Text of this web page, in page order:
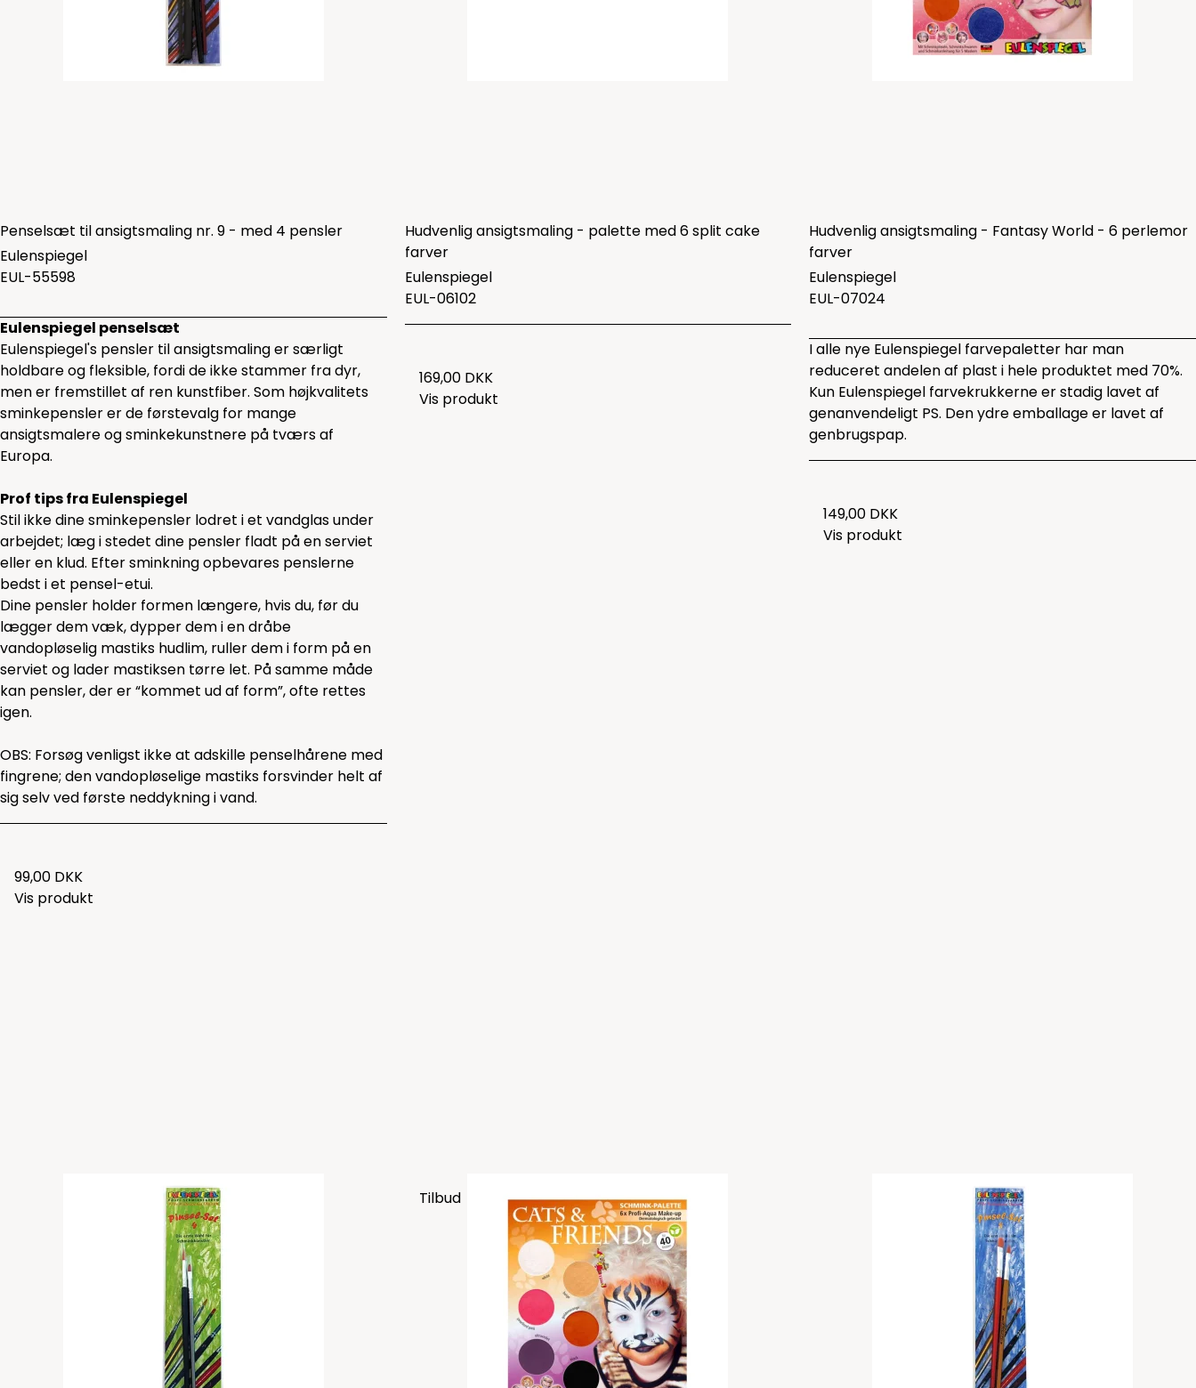
Penselsæt til ansigtsmaling nr. 9 - med 4 pensler
Eulenspiegel
EUL-55598
Eulenspiegel penselsæt
Eulenspiegel's pensler til ansigtsmaling er særligt
holdbare og fleksible, fordi de ikke stammer fra dyr,
men er fremstillet af ren kunstfiber. Som højkvalitets
sminkepensler er de førstevalg for mange
ansigtsmalere og sminkekunstnere på tværs af
Europa.
Prof tips fra Eulenspiegel
Stil ikke dine sminkepensler lodret i et vandglas under
arbejdet; læg i stedet dine ­pensler fladt på en serviet
eller en klud. Efter sminkning opbevares penslerne
bedst i et pensel-etui.
Dine pensler holder formen længere, hvis du, før du
lægger dem væk, dypper dem i en dråbe
vandopløselig mastiks hudlim, ruller dem i form på en
serviet og lader mastiksen tørre let. På samme måde
kan pensler, der er “kommet ud af form”, ofte rettes
igen.
OBS: Forsøg venligst ikke at adskille penselhårene med
fingrene; den vandopløselige mastiks forsvinder helt af
sig selv ved første neddykning i vand.
99,00 DKK
Vis produkt
Hudvenlig ansigtsmaling - palette med 6 split cake
farver
Eulenspiegel
EUL-06102
169,00 DKK
Vis produkt
Hudvenlig ansigtsmaling - Fantasy World - 6 perlemor
farver
Eulenspiegel
EUL-07024
I alle nye Eulenspiegel farvepaletter har man
reduceret andelen af plast i hele produktet med 70%.
Kun Eulenspiegel farvekrukkerne er stadig lavet af
genanvendeligt PS. Den ydre emballage er lavet af
genbrugspap.
149,00 DKK
Vis produkt
Tilbud